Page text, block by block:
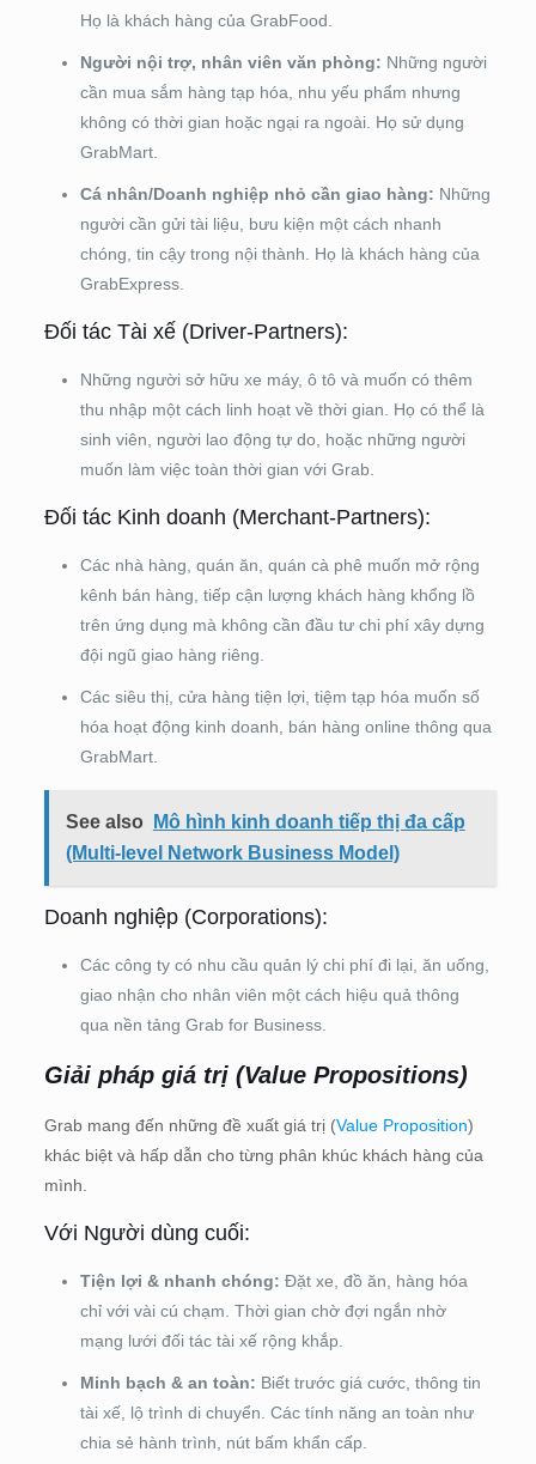
Họ là khách hàng của GrabFood.
Người nội trợ, nhân viên văn phòng: Những người
cần mua sắm hàng tạp hóa, nhu yếu phẩm nhưng
không có thời gian hoặc ngại ra ngoài. Họ sử dụng
GrabMart.
Cá nhân/Doanh nghiệp nhỏ cần giao hàng: Những
người cần gửi tài liệu, bưu kiện một cách nhanh
chóng, tin cậy trong nội thành. Họ là khách hàng của
GrabExpress.
Đối tác Tài xế (Driver-Partners):
Những người sở hữu xe máy, ô tô và muốn có thêm
thu nhập một cách linh hoạt về thời gian. Họ có thể là
sinh viên, người lao động tự do, hoặc những người
muốn làm việc toàn thời gian với Grab.
Đối tác Kinh doanh (Merchant-Partners):
Các nhà hàng, quán ăn, quán cà phê muốn mở rộng
kênh bán hàng, tiếp cận lượng khách hàng khổng lồ
trên ứng dụng mà không cần đầu tư chi phí xây dựng
đội ngũ giao hàng riêng.
Các siêu thị, cửa hàng tiện lợi, tiệm tạp hóa muốn số
hóa hoạt động kinh doanh, bán hàng online thông qua
GrabMart.
See also
Mô hình kinh doanh tiếp thị đa cấp
(Multi-level Network Business Model)
Doanh nghiệp (Corporations):
Các công ty có nhu cầu quản lý chi phí đi lại, ăn uống,
giao nhận cho nhân viên một cách hiệu quả thông
qua nền tảng Grab for Business.
Giải pháp giá trị (Value Propositions)
Grab mang đến những đề xuất giá trị (Value Proposition)
khác biệt và hấp dẫn cho từng phân khúc khách hàng của
mình.
Với Người dùng cuối:
Tiện lợi & nhanh chóng: Đặt xe, đồ ăn, hàng hóa
chỉ với vài cú chạm. Thời gian chờ đợi ngắn nhờ
mạng lưới đối tác tài xế rộng khắp.
Minh bạch & an toàn: Biết trước giá cước, thông tin
tài xế, lộ trình di chuyển. Các tính năng an toàn như
chia sẻ hành trình, nút bấm khẩn cấp.